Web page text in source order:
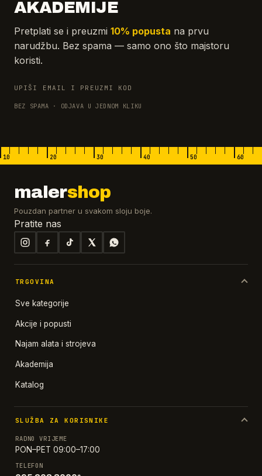
AKADEMIJE
Pretplati se i preuzmi 10% popusta na prvu
narudžbu. Bez spama — samo ono što majstoru
koristi.
UPIŠI EMAIL I PREUZMI KOD
BEZ SPAMA · ODJAVA U JEDNOM KLIKU
10 20 30 40 50 60
malershop
Pouzdan partner u svakom sloju boje.
Pratite nas
TRGOVINA
Sve kategorije
Akcije i popusti
Najam alata i strojeva
Akademija
Katalog
SLUŽBA ZA KORISNIKE
RADNO VRIJEME
PON–PET 09:00–17:00
TELEFON